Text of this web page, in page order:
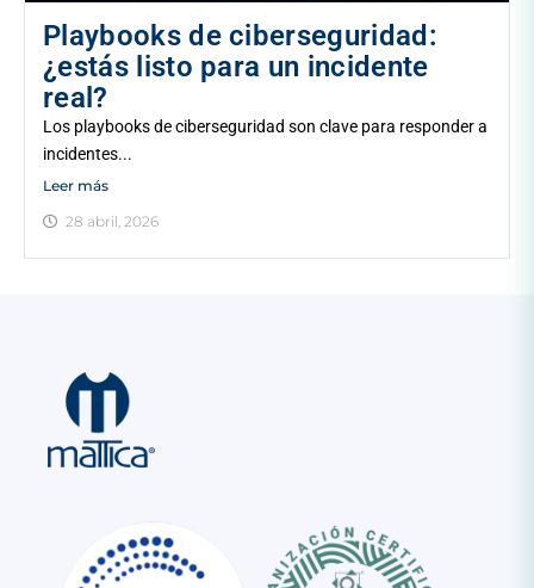
Playbooks de ciberseguridad:
¿estás listo para un incidente
real?
Los playbooks de ciberseguridad son clave para responder a
incidentes...
Leer más
28 abril, 2026